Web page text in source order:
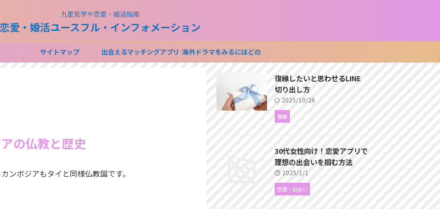
九星気学や恋愛・婚活指南
恋愛・婚活ユースフル・インフォメーション
サイトマップ 出会えるマッチングアプリ 海外ドラマをみるにはどの
の仏教と歴史
ンボジアもタイと同様仏教国です。
復縁したいと思わせるLINE
切り出し方
2025/10/26
復縁
30代女性向け！恋愛アプリで
理想の出会いを掴む方法
2025/1/1
恋愛・出会い